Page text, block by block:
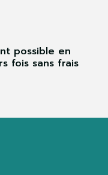
possible en
fois sans frais
être connecté